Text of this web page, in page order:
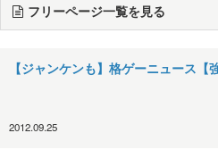
フリーページ一覧を見る
【ジャンケンも】格ゲーニュース【
2012.09.25